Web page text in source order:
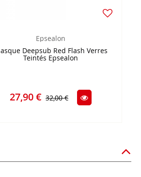
Epsealon
Deepsub Red Flash Verres
Teintés Epsealon
27,90 € 32,00 €